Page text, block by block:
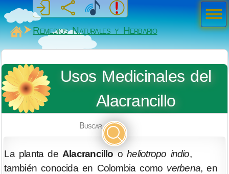
MiSabueso
Remedios Naturales y Herbario
Usos Medicinales del
Alacrancillo
Buscar
La planta de Alacrancillo oheliotropo indio,
también conocida en Colombia como verbena, en
Men
ú